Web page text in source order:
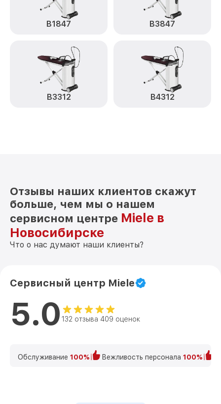
B1847 B3847
B3312 B4312
Отзывы наших клиентов скажут
больше, чем мы о нашем
сервисном центре Miele в
Новосибирске
Что о нас думают наши клиенты?
Сервисный центр Miele
5.0 132 отзыва 409 оценок
Обслуживание 100% Вежливость персонала 100%